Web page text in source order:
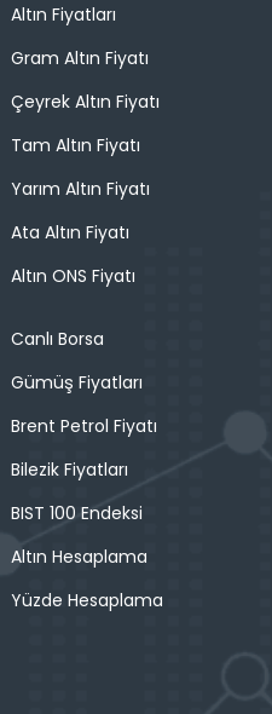
Altın Fiyatları
Gram Altın Fiyatı
Çeyrek Altın Fiyatı
Tam Altın Fiyatı
Yarım Altın Fiyatı
Ata Altın Fiyatı
Altın ONS Fiyatı
Canlı Borsa
Gümüş Fiyatları
Brent Petrol Fiyatı
Bilezik Fiyatları
BIST 100 Endeksi
Altın Hesaplama
Yüzde Hesaplama